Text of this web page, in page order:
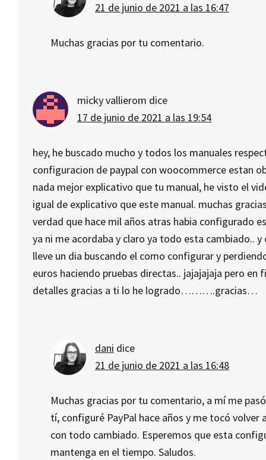
21 de junio de 2021 a las 16:47
Muchas gracias por tu comentario.
micky vallierom dice
17 de junio de 2021 a las 19:54
hey, he buscado mucho y todos los manuales
configuracion de paypal con woocommerce estan
nada mejor explicativo que tu manual, he visto el
igual de explicativo que este manual. muchas
verdad que hace mil años atras habia configurado
ya ni me acordaba y claro ya todo esta cambiado.. y
lleve un dia buscando el como configurar y
euros haciendo pruebas directas.. jajajajaja pero en
detalles gracias a ti lo he logrado……….gracias…
dani dice
21 de junio de 2021 a las 16:48
Muchas gracias por tu comentario, a mí me
tí, configuré PayPal hace años y me tocó volver
con todo cambiado. Esperemos que esta
mantenga en el tiempo. Saludos.